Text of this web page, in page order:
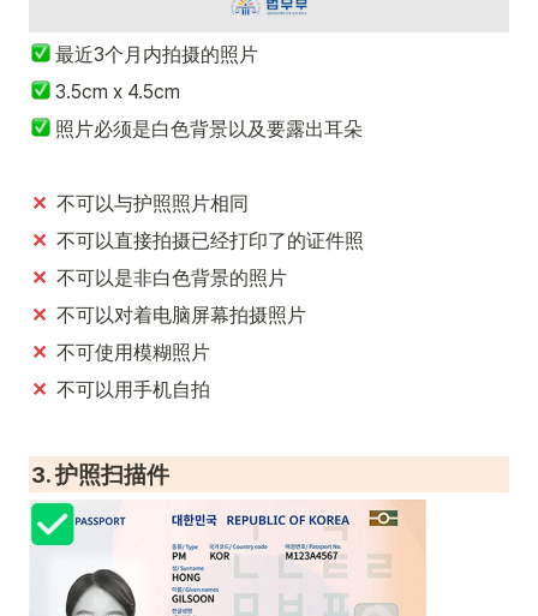
最近3个月内拍摄的照片
3.5cm x 4.5cm
照片必须是白色背景以及要露出耳朵
✕ 不可以与护照照片相同
✕ 不可以直接拍摄已经打印了的证件照
✕ 不可以是非白色背景的照片
✕ 不可以对着电脑屏幕拍摄照片
✕ 不可使用模糊照片
✕ 不可以用手机自拍
3. 护照扫描件